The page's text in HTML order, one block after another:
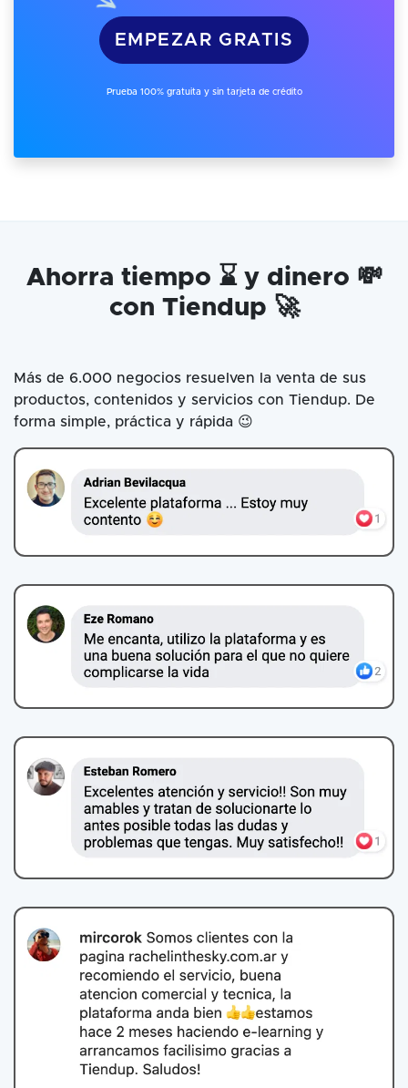
EMPEZAR GRATIS
Prueba 100% gratuita y sin tarjeta de crédito
Ahorra tiempo ⌛ y dinero 💸
con Tiendup 🚀
Más de 6.000 negocios resuelven la venta de sus
productos, contenidos y servicios con Tiendup. De
forma simple, práctica y rápida 😉